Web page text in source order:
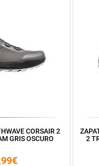
CORSAIR 2
GRIS OSCURO
2